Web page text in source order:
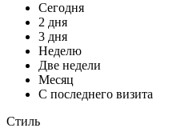
Сегодня
2 дня
3 дня
Неделю
Две недели
Месяц
С последнего визита
Стиль